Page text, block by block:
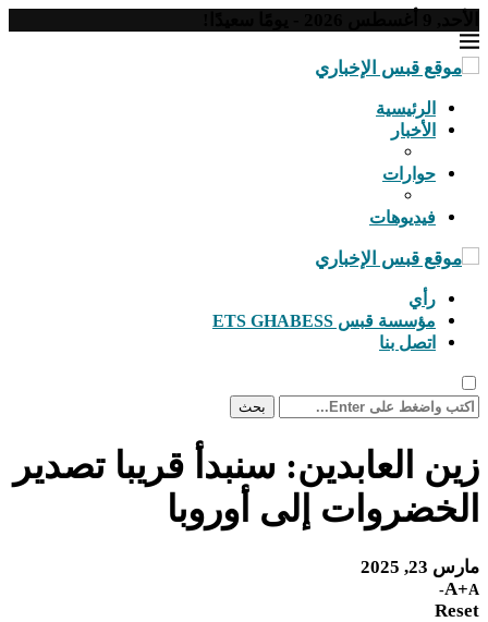
الرئيسية
الأخبار
حوارات
فيديوهات
رأي
مؤسسة قبس ETS GHABESS
اتصل بنا
بحث
زين العابدين: سنبدأ قريبا تصدير
الخضروات إلى أوروبا
مارس 23, 2025
A+A-
Reset